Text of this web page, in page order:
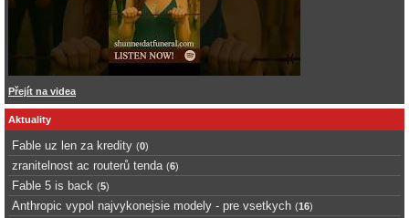
Přejít na videa
Aktuality
Fable uz len za kredity (0)
zranitelnost ac routerů tenda (6)
Fable 5 is back (5)
Anthropic vypol najvykonejsie modely - pre vsetkych (16)